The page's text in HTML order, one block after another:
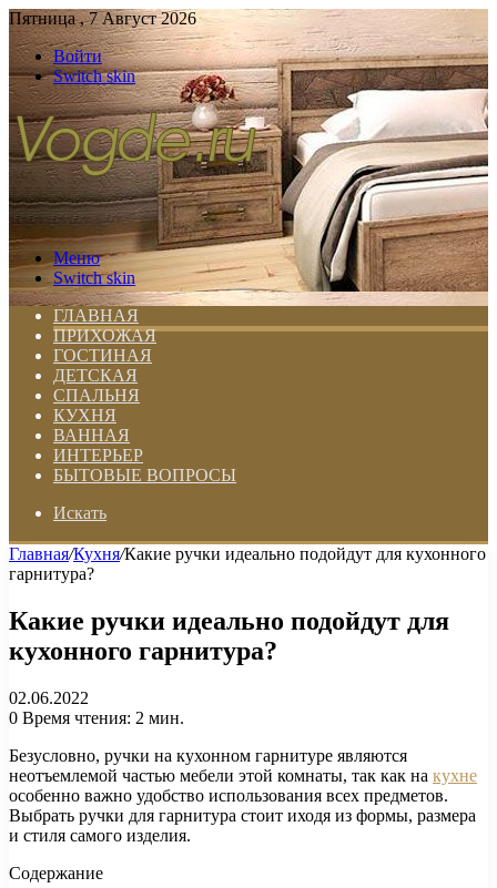
Пятница , 7 Август 2026
Войти
Switch skin
Меню
Switch skin
ГЛАВНАЯ
ПРИХОЖАЯ
ГОСТИНАЯ
ДЕТСКАЯ
СПАЛЬНЯ
КУХНЯ
ВАННАЯ
ИНТЕРЬЕР
БЫТОВЫЕ ВОПРОСЫ
Искать
Главная/Кухня/Какие ручки идеально подойдут для кухонного
гарнитура?
Какие ручки идеально подойдут для
кухонного гарнитура?
02.06.2022
0 Время чтения: 2 мин.
Безусловно, ручки на кухонном гарнитуре являются
неотъемлемой частью мебели этой комнаты, так как на кухне
особенно важно удобство использования всех предметов.
Выбрать ручки для гарнитура стоит иходя из формы, размера
и стиля самого изделия.
Содержание